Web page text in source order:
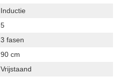
Inductie
5
3 fasen
90 cm
Vrijstaand